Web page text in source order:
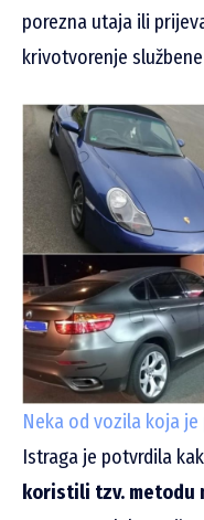
porezna utaja ili
krivotvorenje
Neka od vozila koja
Istraga je potvrdila
koristili tzv. metodu